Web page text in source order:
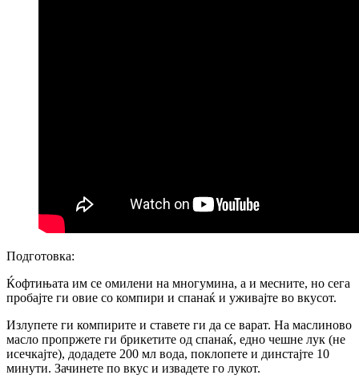
Подготовка:
Ќофтињата им се омилени на многумина, а и месните, но сега
пробајте ги овие со компири и спанаќ и уживајте во вкусот.
Излупете ги компирите и ставете ги да се варат. На маслиново
масло пропржете ги брикетите од спанаќ, едно чешне лук (не
исечкајте), додадете 200 мл вода, поклопете и динстајте 10
минути. Зачинете по вкус и извадете го лукот.